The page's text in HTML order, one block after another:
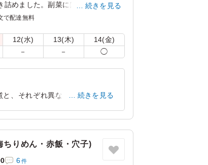
詰めました。副菜には牛たん入焼売
牛たん尽くしの豪華な幕の内重を
続きを見る
で配達無料
12(水) 13(木) 14(金)
－ － ◯
、それぞれ異なる味わいと食感
続きを見る
りめん・赤飯・穴子)
6件